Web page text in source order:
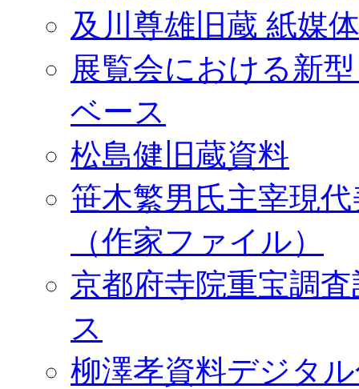
及川尊雄旧蔵 紙媒
展覧会における新
ベース
松島健旧蔵資料
笹木繁男氏主宰現
（作家ファイル）
京都府寺院重宝調
ス
柳澤孝資料デジタ